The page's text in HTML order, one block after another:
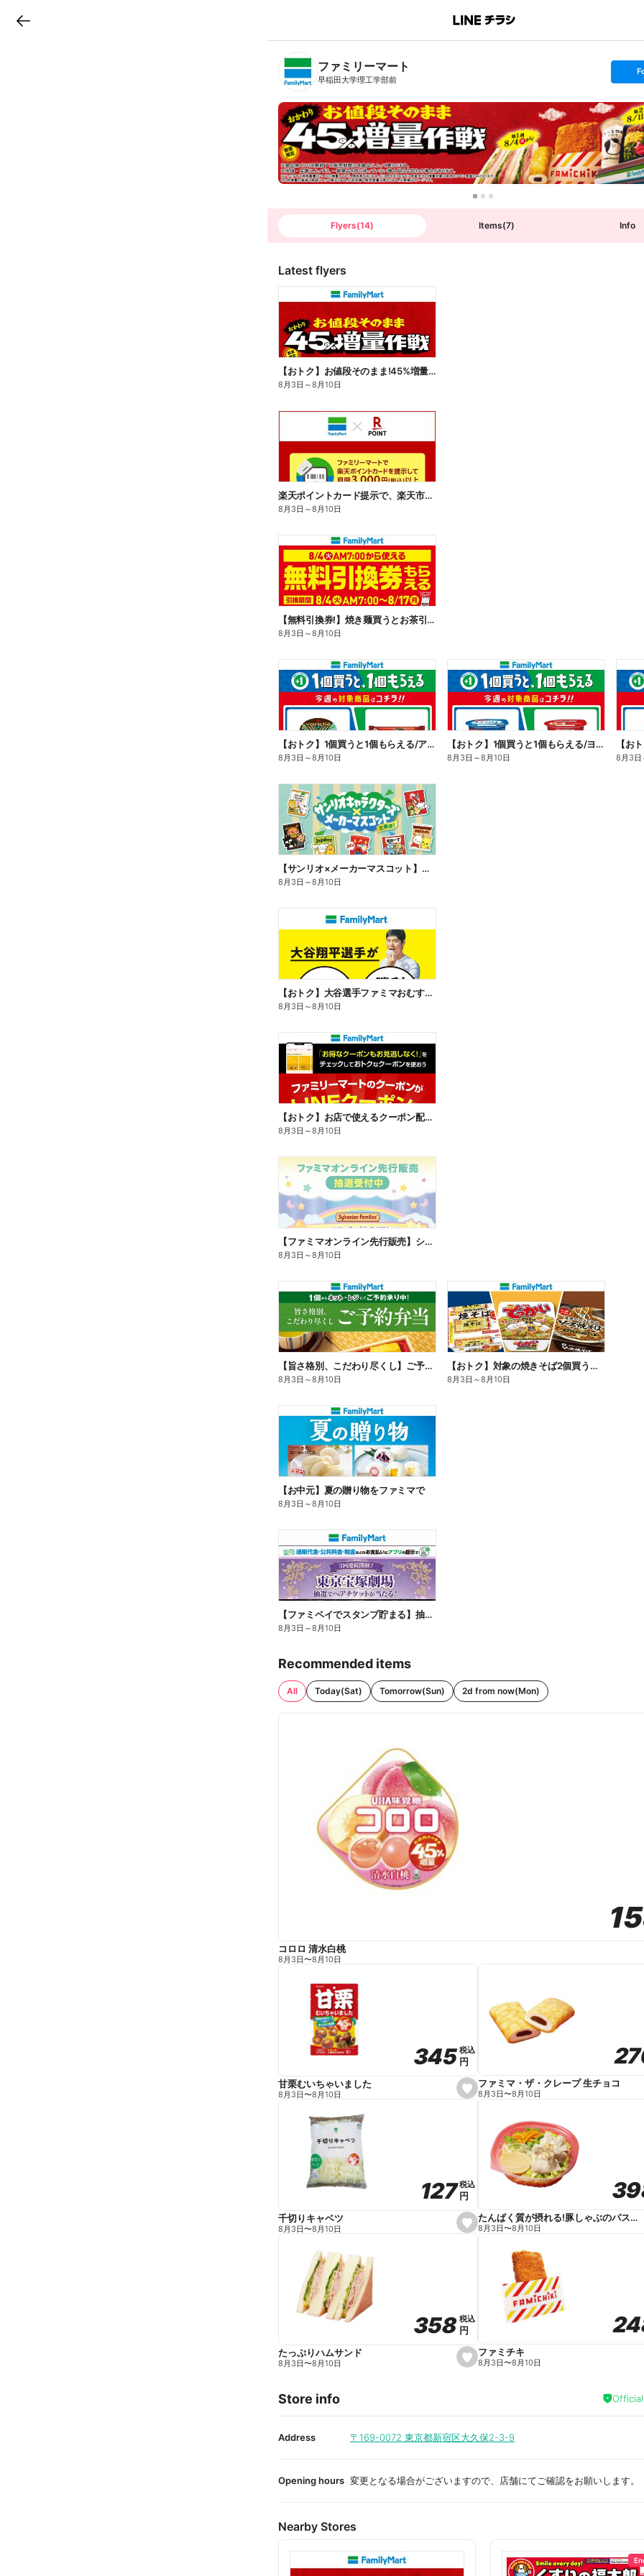
B
n
T
ファミリーマート
早稲田大学理工学部前
s
t
o
l
l
o
w
Flyers(14) Items(7) Info
Latest flyers
【おトク】お値段そのまま!45%増量作戦!
8月3日 ～8月10日
楽天ポイントカード提示で、楽天市場でのお買い物がおトクに!
8月3日 ～8月10日
【無料引換券!】焼き麺買うとお茶引換券貰える!
8月3日 ～8月10日
【おトク】1個買うと1個もらえる/アイス
8月3日 ～8月10日
【おトク】1個買うと1個もらえる/ヨーグルト
8月3日 ～8月10日
【お
8月3日
【サンリオ×メーカーマスコット】オリジナルグッズ貰える!
8月3日 ～8月10日
【おトク】大谷選手ファミマおむすび割
8月3日 ～8月10日
【おトク】お店で使えるクーポン配信中
8月3日 ～8月10日
【ファミマオンライン先行販売】シルバニアファミリー
8月3日 ～8月10日
【旨さ格別、こだわり尽くし】ご予約弁当
8月3日 ～8月10日
【おトク】対象の焼きそば2個買うと100円引き!
8月3日 ～8月10日
【お中元】夏の贈り物をファミマで
8月3日 ～8月10日
【ファミペイでスタンプ貯まる】抽選でペアチケットが当たる!
8月3日 ～8月10日
Recommended items
All Today(Sat) Tomorrow(Sun) 2d from now(Mon)
コロロ 清水白桃
8月3日〜8月10日
s
e
e
345
345税込
税込
円
円
甘栗むいちゃいました
8月3日〜8月10日
ファミマ・ザ・クレープ 生チョコ
8月3日〜8月10日
s
e
e
127
127税込
税込
円
円
千切りキャベツ
8月3日〜8月10日
たんぱく質が摂れる!豚しゃぶのパスタサラダ
8月3日〜8月10日
s
e
i
t
358
358税込
税込
円
円
たっぷりハムサンド
8月3日〜8月10日
ファミチキ
8月3日〜8月10日
Store info
Address 〒169-0072 東京都新宿区大久保2-3-9
Opening hours 変更となる場合がございますので、店舗にてご確認をお願いします。
Nearby Stores